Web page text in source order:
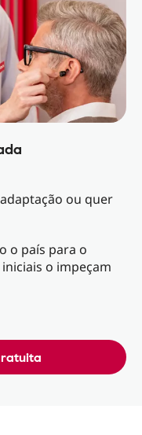
ou quer
o país para o
o impeçam